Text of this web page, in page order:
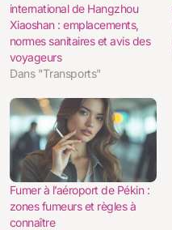
international de Hangzhou
Xiaoshan : emplacements,
normes sanitaires et avis des
voyageurs
Dans "Transports"
Fumer à l’aéroport de Pékin :
zones fumeurs et règles à
connaître